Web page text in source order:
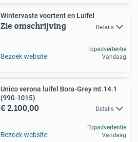
Wintervaste voortent en Luifel
Zie omschrijving Details
Bezoek website
Topadvertentie
Vandaag
Unico verona luifel Bora-Grey mt.14.1
(990-1015)
€ 2.100,00 Details
Bezoek website
Topadvertentie
Vandaag